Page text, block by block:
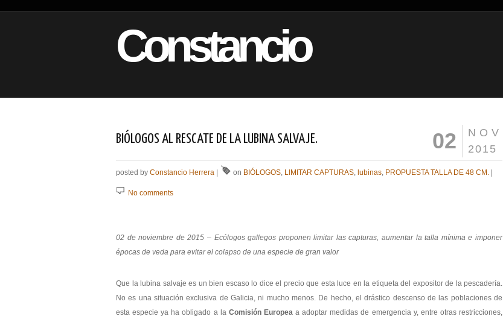
Constancio
BIÓLOGOS AL RESCATE DE LA LUBINA SALVAJE.
NOV
2015
02
posted by Constancio Herrera on BIÓLOGOS, LIMITAR CAPTURAS, lubinas, PROPUESTA TALLA DE 48 CM.
No comments
02 de noviembre de 2015 – Ecólogos gallegos proponen limitar las capturas, aumentar la talla mínima e imponer
épocas de veda para evitar el colapso de una especie de gran valor
Que la lubina salvaje es un bien escaso lo dice el precio que esta luce en la etiqueta del expositor de la pescadería.
No es una situación exclusiva de Galicia, ni mucho menos. De hecho, el drástico descenso de las poblaciones de
esta especie ya ha obligado a la Comisión Europeaa adoptar medidas de emergencia y, entre otras restricciones,